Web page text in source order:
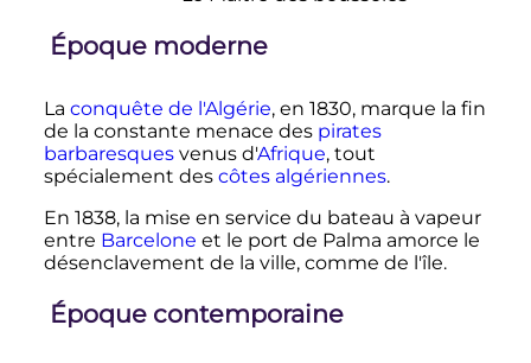
Époque moderne
La conquête de l'Algérie, en 1830, marque la fin
de la constante menace des pirates
barbaresquesvenus d'Afrique, tout
spécialement des côtes algériennes.
En 1838, la mise en service du bateau à vapeur
entre Barcelone et le port de Palma amorce le
désenclavement de la ville, comme de l'île.
Époque contemporaine